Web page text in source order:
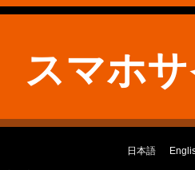
スマホ
日本語